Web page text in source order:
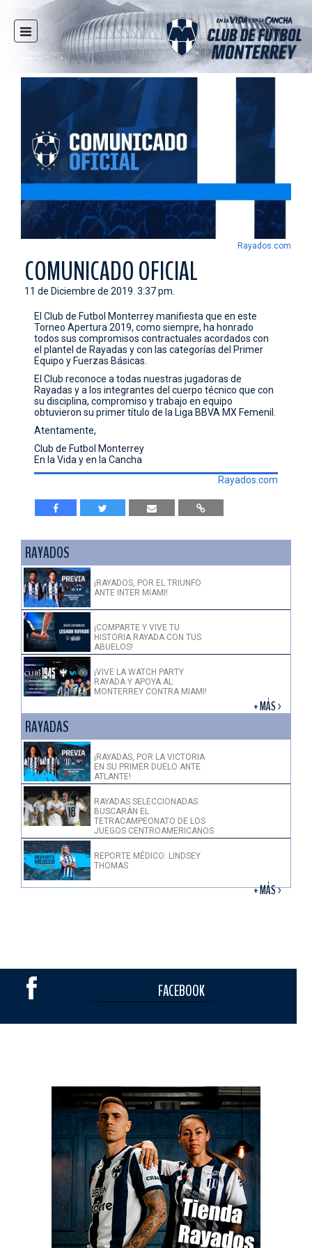
INICIO
NOTICIAS
MULTIMEDIA
RAYADOS
RAYADAS
RESPONSABILIDAD SOCIAL
TAQUILLA
TIENDA
ESTADIO
PRENSA
CONTACTO
Rayados.com
COMUNICADO OFICIAL
11 de Diciembre de 2019. 3:37 pm.
El Club de Futbol Monterrey manifiesta que en este
Torneo Apertura 2019, como siempre, ha honrado
todos sus compromisos contractuales acordados con
el plantel de Rayadas y con las categorías del Primer
Equipo y Fuerzas Básicas.
El Club reconoce a todas nuestras jugadoras de
Rayadas y a los integrantes del cuerpo técnico que con
su disciplina, compromiso y trabajo en equipo
obtuvieron su primer título de la Liga BBVA MX Femenil.
Atentamente,
Club de Futbol Monterrey
En la Vida y en la Cancha
Rayados.com
RAYADOS
¡RAYADOS, POR EL TRIUNFO
ANTE INTER MIAMI!
¡COMPARTE Y VIVE TU
HISTORIA RAYADA CON TUS
ABUELOS!
¡VIVE LA WATCH PARTY
RAYADA Y APOYA AL
MONTERREY CONTRA MIAMI!
+ MÁS >
RAYADAS
¡RAYADAS, POR LA VICTORIA
EN SU PRIMER DUELO ANTE
ATLANTE!
RAYADAS SELECCIONADAS
BUSCARÁN EL
TETRACAMPEONATO DE LOS
JUEGOS CENTROAMERICANOS
REPORTE MÉDICO: LINDSEY
THOMAS
+ MÁS >
FACEBOOK